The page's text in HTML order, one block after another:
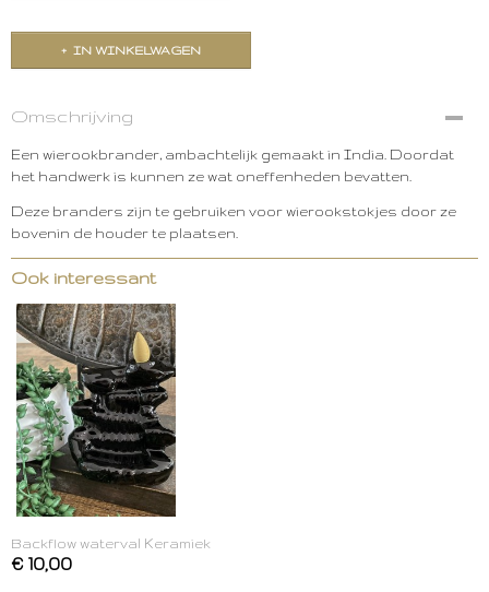
IN WINKELWAGEN
Omschrijving
Een wierookbrander, ambachtelijk gemaakt in India. Doordat
het handwerk is kunnen ze wat oneffenheden bevatten.
Deze branders zijn te gebruiken voor wierookstokjes door ze
bovenin de houder te plaatsen.
Ook interessant
Backflow waterval Keramiek
€ 10,00